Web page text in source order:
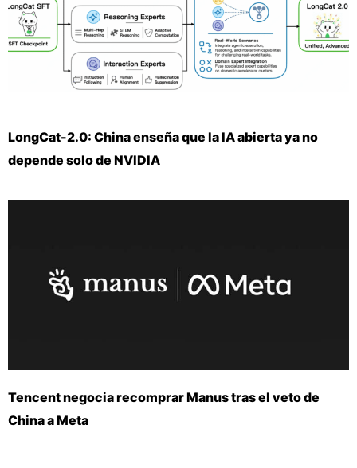
LongCat-2.0: China enseña que la IA abierta ya no
depende solo de NVIDIA
Tencent negocia recomprar Manus tras el veto de
China a Meta